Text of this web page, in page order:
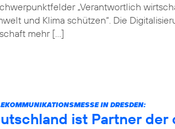
„Verantwortlich
und Klima schützen“. Die
mehr […]
IN DRESDEN:
ist Partner